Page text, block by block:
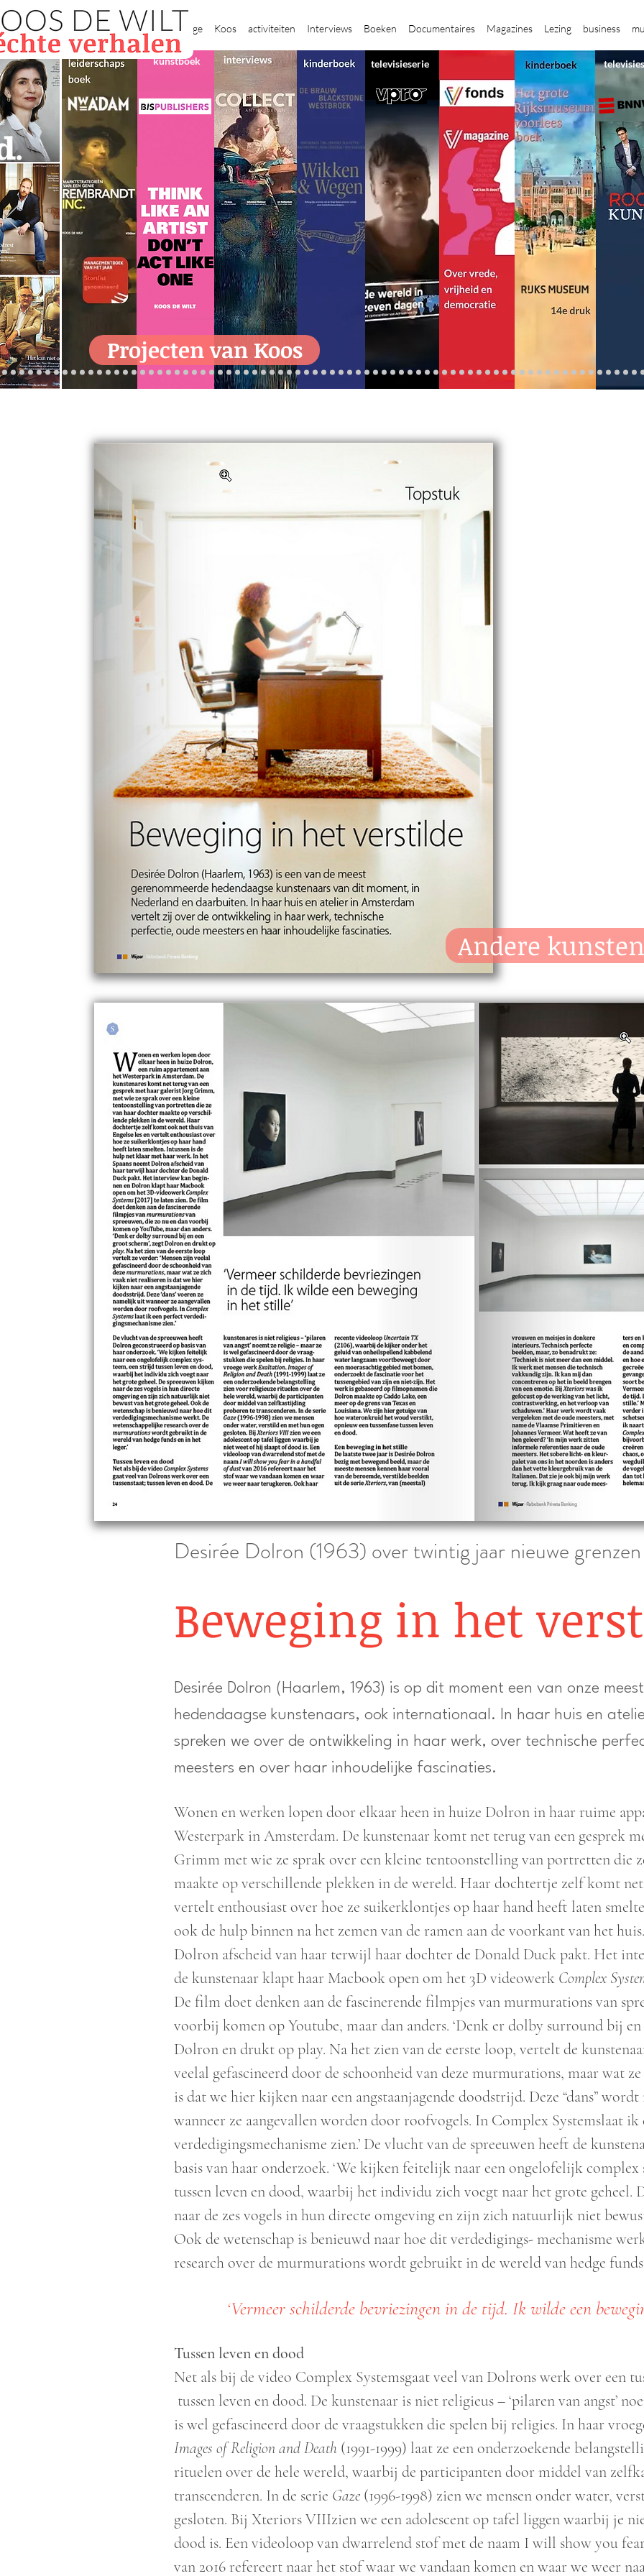
New Page Koos activiteiten Interviews Boeken Documentaires Magazines Lezing business
kunstboek televisieserie
Projecten van Koos
Andere
Desirée Dolron (1963) over twintig jaar nieuwe
Beweging in het
​Desirée Dolron (Haarlem, 1963) is op dit moment een van onze
hedendaagse kunstenaars, ook internationaal. In haar huis en
spreken we over de ontwikkeling in haar werk, over technische
meesters en over haar inhoudelijke fascinaties.
Wonen en werken lopen door elkaar heen in huize Dolron in haar ruime
Westerpark in Amsterdam. De kunstenaar komt net terug van een gesprek
Grimm met wie ze sprak over een kleine tentoonstelling van portretten die
maakte op verschillende plekken in de wereld. Haar dochtertje zelf komt net
vertelt enthousiast over hoe ze suikerklontjes op haar hand heeft laten
ook de hulp binnen na het zemen van de ramen aan de voorkant van het
Dolron afscheid van haar terwijl haar dochter de Donald Duck pakt. Het
de kunstenaar klapt haar Macbook open om het 3D videowerk Complex
De film doet denken aan de fascinerende filmpjes van murmurations van
voorbij komen op Youtube, maar dan anders. ‘Denk er dolby surround bij en
Dolron en drukt op play. Na het zien van de eerste loop, vertelt de
veelal gefascineerd door de schoonheid van deze murmurations, maar wat
is dat we hier kijken naar een angstaanjagende doodstrijd. Deze “dans”
wanneer ze aangevallen worden door roofvogels. In Complex Systemslaat ik
verdedigingsmechanisme zien.’ De vlucht van de spreeuwen heeft de
basis van haar onderzoek. ‘We kijken feitelijk naar een ongelofelijk complex
tussen leven en dood, waarbij het individu zich voegt naar het grote geheel.
naar de zes vogels in hun directe omgeving en zijn zich natuurlijk niet
Ook de wetenschap is benieuwd naar hoe dit verdedigings- mechanisme
research over de murmurations wordt gebruikt in de wereld van hedge
‘Vermeer schilderde bevriezingen in de tijd. Ik wilde een
Tussen leven en dood
Net als bij de video Complex Systemsgaat veel van Dolrons werk over een
tussen leven en dood. De kunstenaar is niet religieus – ‘pilaren van angst’
is wel gefascineerd door de vraagstukken die spelen bij religies. In haar
Images of Religion and Death (1991-1999) laat ze een onderzoekende
rituelen over de hele wereld, waarbij de participanten door middel van
transcenderen. In de serie Gaze (1996-1998) zien we mensen onder water,
gesloten. Bij Xteriors VIIIzien we een adolescent op tafel liggen waarbij je
dood is. Een videoloop van dwarrelend stof met de naam I will show you
van 2016 refereert naar het stof waar we vandaan komen en waar we weer